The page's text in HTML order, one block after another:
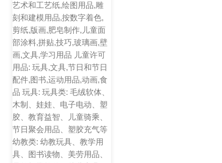
艺术和工艺纸,绘图用品,雕
刻和建模用品,按数字着色,
剪纸,版画,肥皂制作,儿童面
部涂料,拼贴,技巧,玻璃画,壁
画,文具,学习用品 儿童许可
用品: 玩具,文具,节日和节日
配件,图书,运动用品,动画,食
品 玩具: 玩具类: 毛绒软体、
木制、娃娃、电子电动、塑
胶、教育益智、儿童骑乘、
节日聚会用品、塑胶充气等
幼教类: 幼教玩具、教学用
具、图书读物、美劳用品、